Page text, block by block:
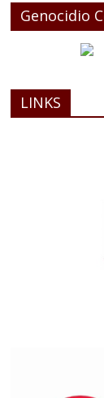
Genocidio
LINKS